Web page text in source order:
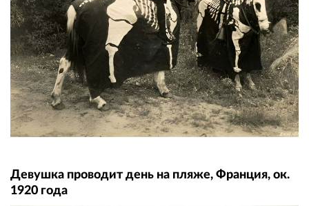
Девушка проводит день на пляже, Франция, ок.
1920 года